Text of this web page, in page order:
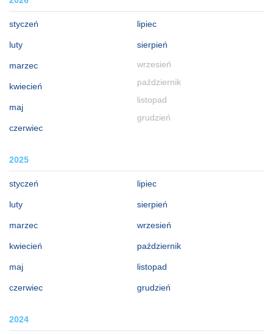
styczeń
luty
marzec
kwiecień
maj
czerwiec
lipiec
sierpień
wrzesień
październik
listopad
grudzień
2025
styczeń
luty
marzec
kwiecień
maj
czerwiec
lipiec
sierpień
wrzesień
październik
listopad
grudzień
2024